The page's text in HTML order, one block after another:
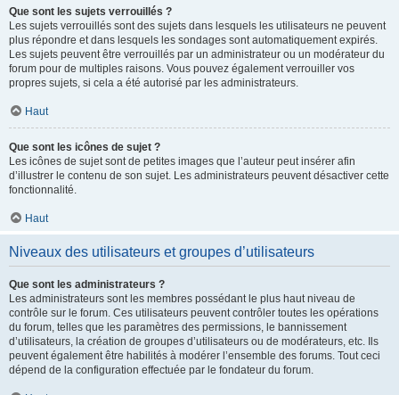
Que sont les sujets verrouillés ?
Les sujets verrouillés sont des sujets dans lesquels les utilisateurs ne peuvent
plus répondre et dans lesquels les sondages sont automatiquement expirés.
Les sujets peuvent être verrouillés par un administrateur ou un modérateur du
forum pour de multiples raisons. Vous pouvez également verrouiller vos
propres sujets, si cela a été autorisé par les administrateurs.
Haut
Que sont les icônes de sujet ?
Les icônes de sujet sont de petites images que l’auteur peut insérer afin
d’illustrer le contenu de son sujet. Les administrateurs peuvent désactiver cette
fonctionnalité.
Haut
Niveaux des utilisateurs et groupes d’utilisateurs
Que sont les administrateurs ?
Les administrateurs sont les membres possédant le plus haut niveau de
contrôle sur le forum. Ces utilisateurs peuvent contrôler toutes les opérations
du forum, telles que les paramètres des permissions, le bannissement
d’utilisateurs, la création de groupes d’utilisateurs ou de modérateurs, etc. Ils
peuvent également être habilités à modérer l’ensemble des forums. Tout ceci
dépend de la configuration effectuée par le fondateur du forum.